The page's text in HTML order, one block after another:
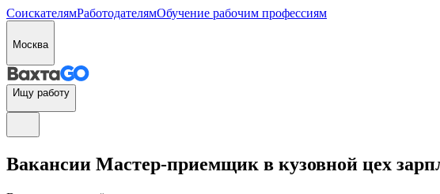
СоискателямРаботодателямОбучение рабочим профессиям
Москва
Ищу работу
Вакансии Мастер-приемщик в кузовной цех